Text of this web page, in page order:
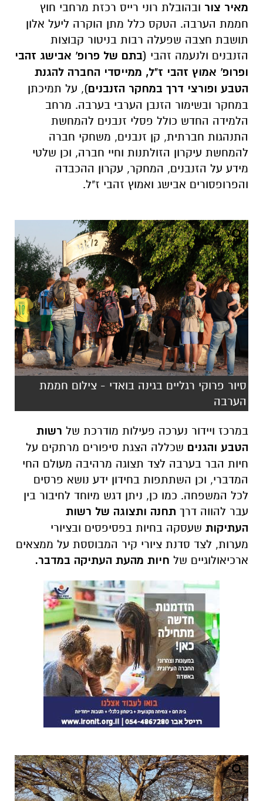
מאיר צור ובהובלת רוני רייס רכזת מרחבי חוץ
חממת הערבה. הטקס כלל מתן הוקרה ליעל אלון
תושבת חצבה שפעלה רבות בניטור קבוצות
הזנבנים ולנעמה זהבי (בתם של פרופ' אבישג זהבי
ופרופ' אמוץ זהבי ז"ל, ממייסדי החברה להגנת
הטבע ופורצי דרך במחקר הזנבנים), על תמיכתן
במחקר ובשימור הזנבן הערבי בערבה. מרחב
הלמידה החדש כולל פסלי זנבנים להמחשת
התנהגות חברתית, קן זנבנים, משחקי חברה
להמחשת עיקרון הזולתנות וחיי חברה, וכן שלטי
מידע על הזנבנים, המחקר, עקרון ההכבדה
והפרופסורים אבישג ואמוץ זהבי ז"ל.
סיור פרוקי רגליים בגינה בואדי - צילום חממת
הערבה
במרכז ויידור נערכה פעילות מודרכת של רשות
הטבע והגנים שכללה הצגת סיפורים מרתקים על
חיות הבר בערבה לצד תצוגה מרהיבה מעולם החי
המדברי, וכן השתתפות בחידון ידע נושא פרסים
לכל המשפחה. כמו כן, ניתן דגש מיוחד לחיבור בין
עבר להווה דרך תחנה ותצוגה של רשות
העתיקות שעסקה בחיות בפסיפסים ובציורי
מערות, לצד סדנת ציורי קיר המבוססת על ממצאים
ארכיאולוגיים של חיות מהעת העתיקה במדבר.